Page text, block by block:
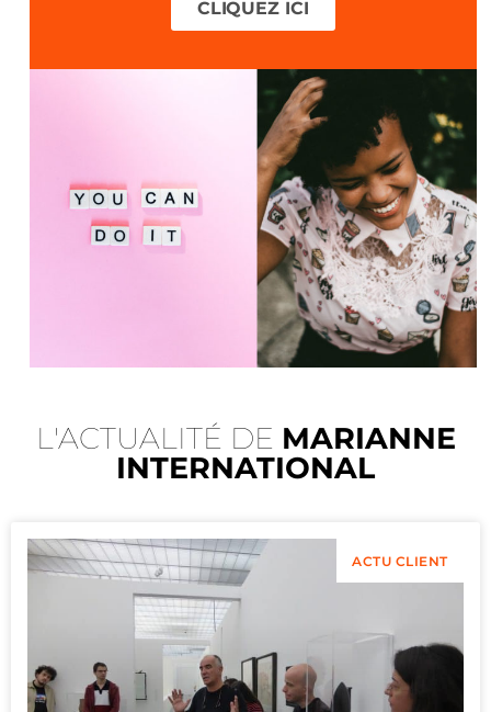
CLIQUEZ ICI
L'ACTUALITÉ DE MARIANNE
INTERNATIONAL
ACTU CLIENT